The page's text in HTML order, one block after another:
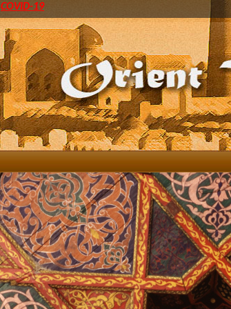
COVID-19